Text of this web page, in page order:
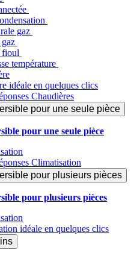
gaz
fioul
température
idéale en quelques clics
Chaudières
pour une seule pièce
pour une seule pièce
Climatisation
pour plusieurs pièces
pour plusieurs pièces
idéale en quelques clics